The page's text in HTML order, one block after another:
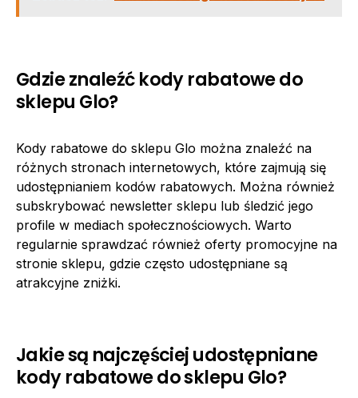
Gdzie znaleźć kody rabatowe do
sklepu Glo?
Kody rabatowe do sklepu Glo można znaleźć na
różnych stronach internetowych, które zajmują się
udostępnianiem kodów rabatowych. Można również
subskrybować newsletter sklepu lub śledzić jego
profile w mediach społecznościowych. Warto
regularnie sprawdzać również oferty promocyjne na
stronie sklepu, gdzie często udostępniane są
atrakcyjne zniżki.
Jakie są najczęściej udostępniane
kody rabatowe do sklepu Glo?